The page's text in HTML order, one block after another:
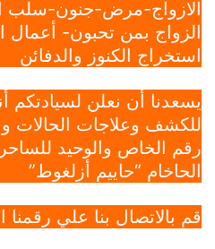
الازواج-مرض-جنون-سلب
الزواج بمن تحبون-
استخراج الكنوز والدفائن
يسعدنا أن نعلن لسيادتكم
للكشف وعلاجات الحالات
رقم الخاص والوحيد
الحاخام “حاييم أزلغوط”
قم بالاتصال بنا علي رقمنا